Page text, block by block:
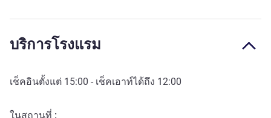
บริการโรงแรม
เช็คอินตั้งแต่ 15:00 - เช็คเอาท์ได้ถึง 12:00
ในสถานที่